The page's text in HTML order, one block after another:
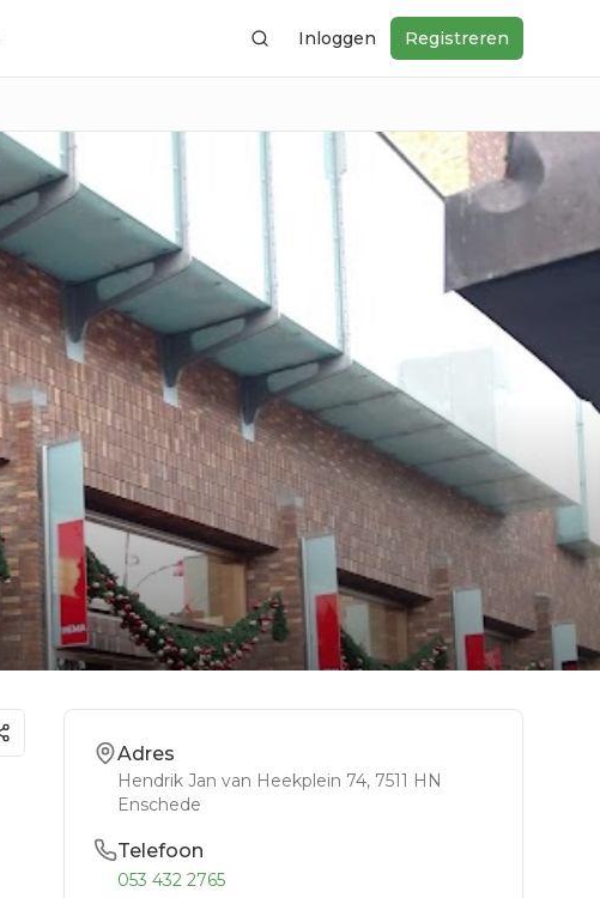
ZoekenInloggen Registreren
Adres
Hendrik Jan van Heekplein 74, 7511 HN
Enschede
Telefoon
053 432 2765